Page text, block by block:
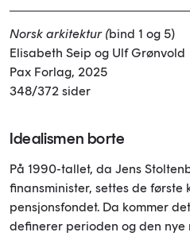
Norsk arkitektur (bind 1 og 5)
Elisabeth Seip og Ulf Grønvold
Pax Forlag, 2025
348/372 sider
Idealismen borte
På 1990-tallet, da Jens
finansminister, settes de første
pensjonsfondet. Da kommer
definerer perioden og den nye